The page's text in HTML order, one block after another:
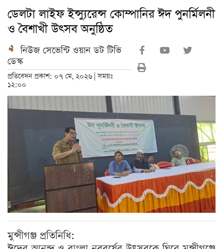
ডেলটা লাইফ ইন্স্যুরেন্স কোম্পানির ঈদ পুনর্মিলনী
ও বৈশাখী উৎসব অনুষ্ঠিত
নিউজ সেভেন্টি ওয়ান ডট টিভি
ডেস্ক
প্রতিবেদন প্রকাশ: ০৭ মে, ২০২৬ | সময়ঃ
১২:০০
মুন্সীগঞ্জ প্রতিনিধি: